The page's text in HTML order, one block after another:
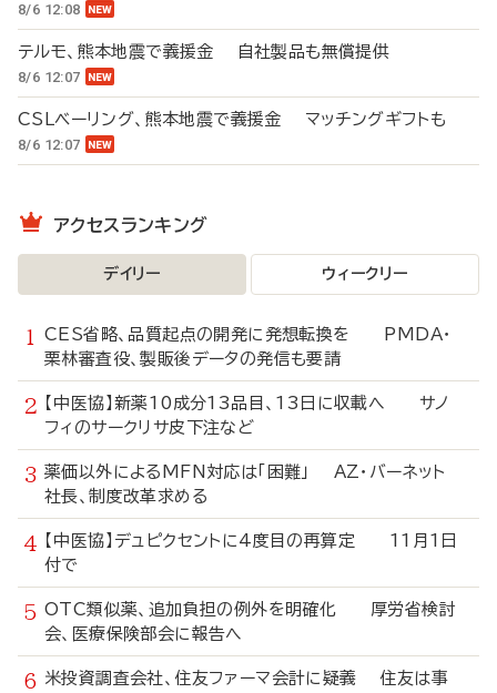
8/6 12:08
テルモ、熊本地震で義援金 自社製品も無償提供
8/6 12:07
CSLベーリング、熊本地震で義援金 マッチングギフトも
8/6 12:07
アクセスランキング
デイリー ウィークリー
CES省略、品質起点の開発に発想転換を PMDA・
栗林審査役、製販後データの発信も要請
【中医協】新薬10成分13品目、13日に収載へ サノ
フィのサークリサ皮下注など
薬価以外によるMFN対応は「困難」 AZ・バーネット
社長、制度改革求める
【中医協】デュピクセントに4度目の再算定 11月1日
付で
OTC類似薬、追加負担の例外を明確化 厚労省検討
会、医療保険部会に報告へ
米投資調査会社、住友ファーマ会計に疑義 住友は事